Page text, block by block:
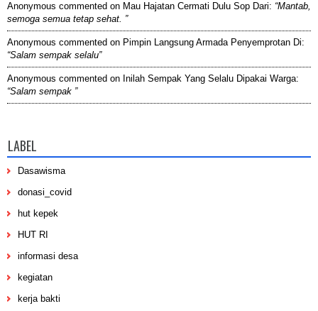
Anonymous commented on Mau Hajatan Cermati Dulu Sop Dari: “Mantab,
semoga semua tetap sehat. ”
Anonymous commented on Pimpin Langsung Armada Penyemprotan Di:
“Salam sempak selalu”
Anonymous commented on Inilah Sempak Yang Selalu Dipakai Warga:
“Salam sempak ”
LABEL
Dasawisma
donasi_covid
hut kepek
HUT RI
informasi desa
kegiatan
kerja bakti